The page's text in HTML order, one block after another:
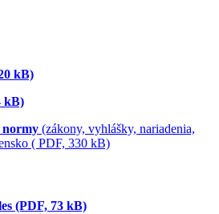
kB)
kB)
normy (zákony, vyhlášky, nariadenia,
( PDF, 330 kB)
(PDF, 73 kB)